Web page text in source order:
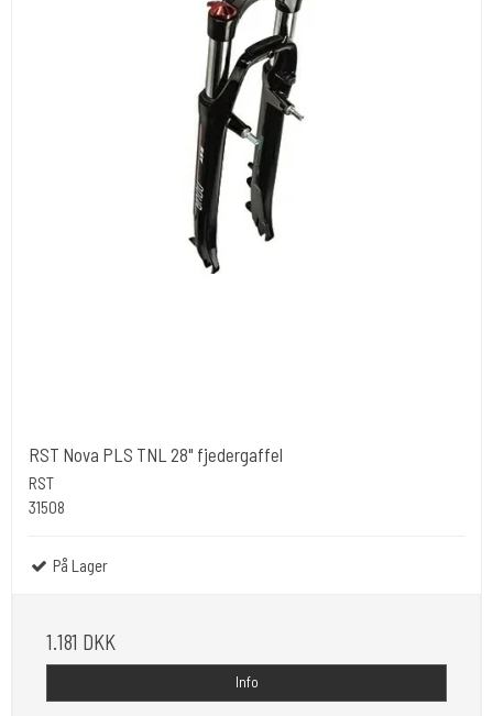
RST Nova PLS TNL 28" fjedergaffel
RST
31508
På Lager
1.181 DKK
Info